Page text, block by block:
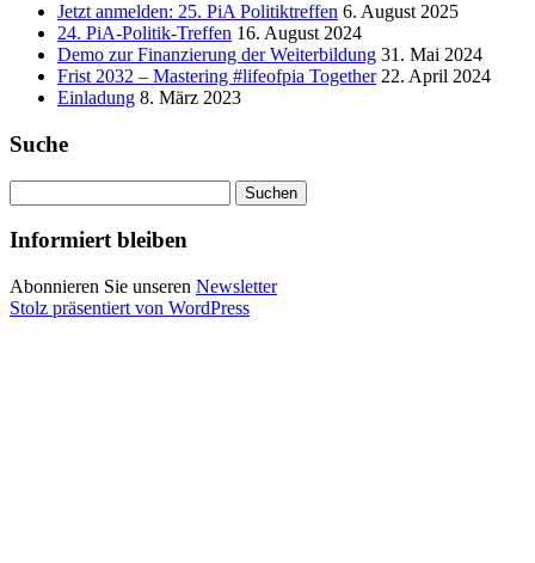
Jetzt anmelden: 25. PiA Politiktreffen 6. August 2025
24. PiA-Politik-Treffen 16. August 2024
Demo zur Finanzierung der Weiterbildung 31. Mai 2024
Frist 2032 – Mastering #lifeofpia Together 22. April 2024
Einladung 8. März 2023
Suche
nach:
Informiert bleiben
Abonnieren Sie unseren Newsletter
Stolz präsentiert von WordPress